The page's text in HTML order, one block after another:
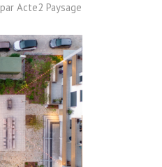
parActe2 Paysage